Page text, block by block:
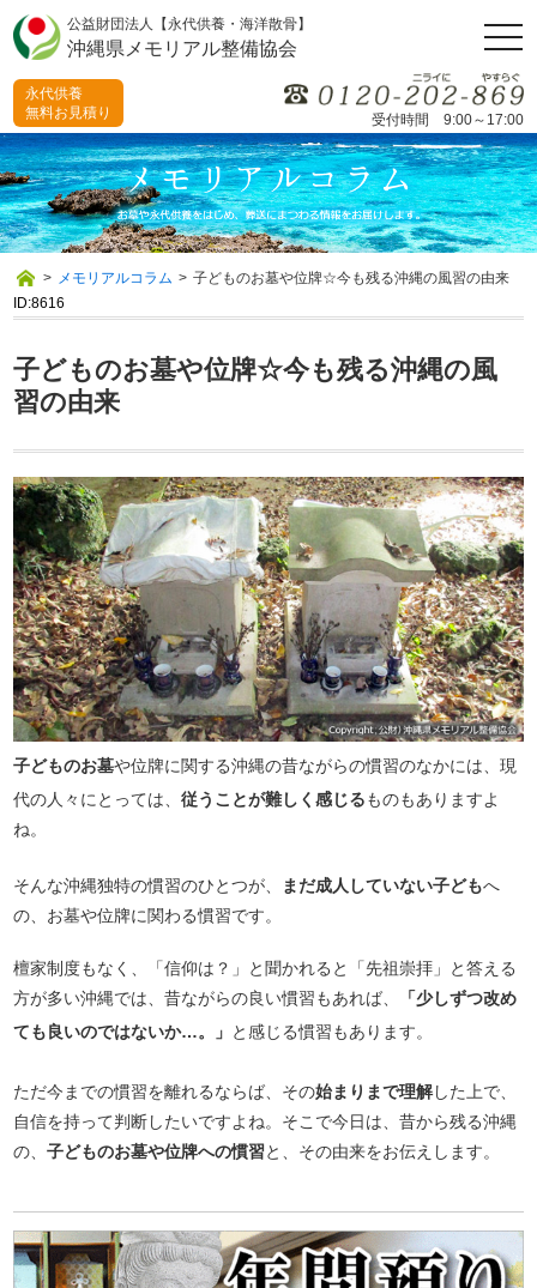
公益財団法人【永代供養・海洋散骨】
沖縄県メモリアル整備協会
受付時間 9:00～17:00
永代供養
無料お見積り
> メモリアルコラム > 子どものお墓や位牌☆今も残る沖縄の風習の由来
ID:8616
子どものお墓や位牌☆今も残る沖縄の風
習の由来
子どものお墓や位牌に関する沖縄の昔ながらの慣習のなかには、現
代の人々にとっては、従うことが難しく感じるものもありますよ
ね。
そんな沖縄独特の慣習のひとつが、 まだ成人していない子どもへ
の、お墓や位牌に関わる慣習です。
檀家制度もなく、「信仰は？」と聞かれると「先祖崇拝」と答える
方が多い沖縄では、昔ながらの良い慣習もあれば、
「少しずつ改め
ても良いのではないか…。」 と感じる慣習もあります。
ただ今までの慣習を離れるならば、その始まりまで理解した上で、
自信を持って判断したいですよね。そこで今日は、昔から残る沖縄
の、子どものお墓や位牌への慣習と、その由来をお伝えします。